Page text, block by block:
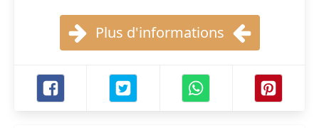
Plus d'informations